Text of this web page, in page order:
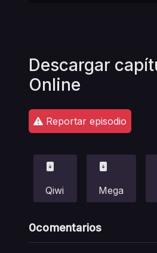
Descargar
Online
Reportar episodio
Qiwi Mega
0comentarios